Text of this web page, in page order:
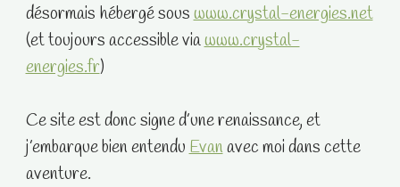
désormais hébergé souswww.crystal-energies.net
(et toujours accessible viawww.crystal-
energies.fr)
Ce site est donc signe d’une renaissance, et
j’embarque bien entenduEvanavec moi dans cette
aventure.